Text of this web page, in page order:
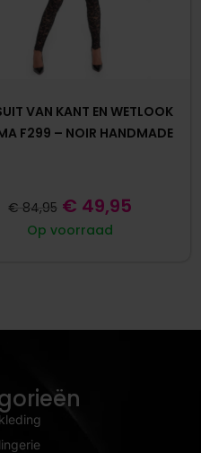
VAN KANT EN WETLOOK
F299 – NOIR HANDMADE
Op voorraad
€ 84,95 € 49,95